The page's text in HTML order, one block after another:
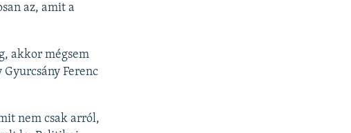
az, amit a
akkor mégsem
Ferenc
nem csak arról,